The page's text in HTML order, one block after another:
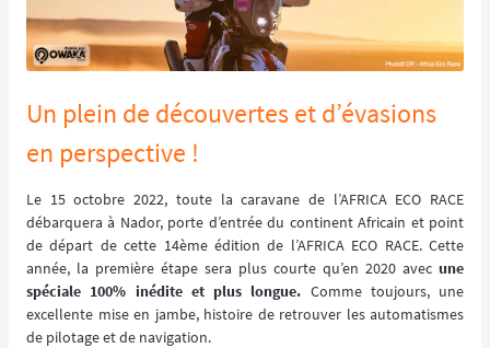
Un plein de découvertes et d’évasions
en perspective !
Le 15 octobre 2022, toute la caravane de l’AFRICA ECO RACE
débarquera à Nador, porte d’entrée du continent Africain et point
de départ de cette 14ème édition de l’AFRICA ECO RACE. Cette
année, la première étape sera plus courte qu’en 2020 avec une
spéciale 100% inédite et plus longue. Comme toujours, une
excellente mise en jambe, histoire de retrouver les automatismes
de pilotage et de navigation.